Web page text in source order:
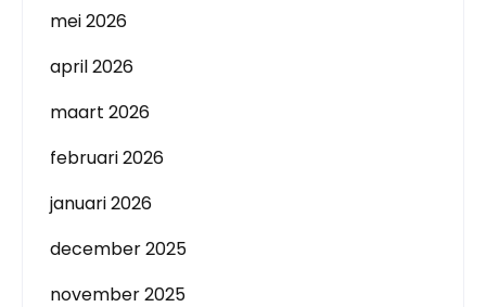
mei 2026
april 2026
maart 2026
februari 2026
januari 2026
december 2025
november 2025